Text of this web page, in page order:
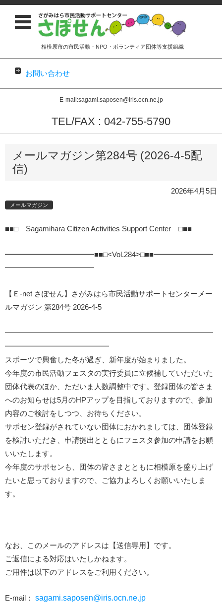
相模原市の市民活動・NPO・ボランティア団体等支援組織
お問い合わせ
E-mail:sagami.saposen@iris.ocn.ne.jp
TEL/FAX : 042-755-5790
コンテンツに移動
メールマガジン第284号 (2026-4-5配
信)
2026年4月5日
メールマガジン
■■□ Sagamihara Citizen Activities Support Center □■■
━━━━━━━━━━━━■■□<Vol.284>□■■━━━━━━━━
━━━━━━━━━━━━
【Ｅ-net さぽせん】さがみはら市民活動サポートセンターメー
ルマガジン 第284号 2026-4-5
━━━━━━━━━━━━━━━━━━━━━━━━━━━━
━━━━━━━━━━━━━━
スポーツで興奮した冬が過ぎ、新年度が始まりました。
今年度の市民活動フェスタの実行委員に立候補していただいた
団体代表のほか、ただいま人数調整中です。登録団体の皆さま
へのお知らせは5月のHPアップを目指しておりますので、参加
内容のご検討をしつつ、お待ちください。
サポセン登録がされていない団体におかれましては、団体登録
を検討いただき、申請提出とともにフェスタ参加の申請をお願
いいたします。
今年度のサポセンも、団体の皆さまとともに相模原を盛り上げ
たいと思っておりますので、ご協力よろしくお願いいたしま
す。
なお、このメールのアドレスは【送信専用】です。
ご返信による対応はいたしかねます。
ご用件は以下のアドレスをご利用ください。
E-mail： sagami.saposen@iris.ocn.ne.jp